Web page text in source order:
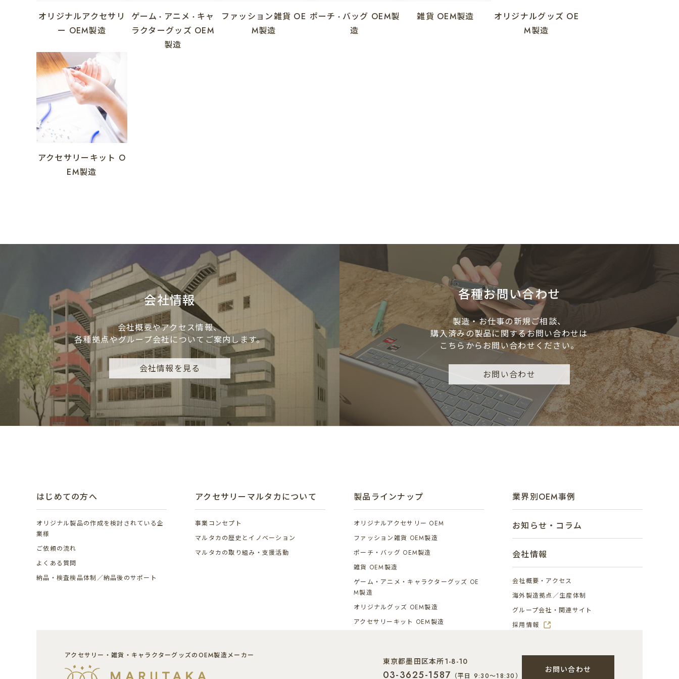
オリジナルアクセサリ
ー OEM製造
ゲーム ・ アニメ ・ キャ
ラクターグッズ OEM
製造
ファッション雑貨 OE
M製造
ポーチ ・ バッグ OEM製
造
雑貨 OEM製造 オリジナルグッズ OE
M製造
アクセサリーキット O
EM製造
会社情報
会社概要やアクセス情報、
各種拠点やグループ会社についてご案内します。
会社情報を見る
各種お問い合わせ
製造・お仕事の新規ご相談、
購入済みの製品に関するお問い合わせは
こちらからお問い合わせください。
お問い合わせ
アクセサリー・雑貨・キャラクターグッズのOEM製造メーカー
東京都墨田区本所1-8-10
03-3625-1587 （平日 9:30～18:30）
お問い合わせ
はじめての方へ
オリジナル製品の作成を検討されている企
業様
ご依頼の流れ
よくある質問
納品・検査検品体制／納品後のサポート
アクセサリーマルタカについて
事業コンセプト
マルタカの歴史とイノベーション
マルタカの取り組み・支援活動
製品ラインナップ
オリジナルアクセサリー OEM
ファッション雑貨 OEM製造
ポーチ・バッグ OEM製造
雑貨 OEM製造
ゲーム・アニメ・キャラクターグッズ OE
M製造
オリジナルグッズ OEM製造
アクセサリーキット OEM製造
業界別OEM事例
お知らせ・コラム
会社情報
会社概要・アクセス
海外製造拠点／生産体制
グループ会社・関連サイト
採用情報